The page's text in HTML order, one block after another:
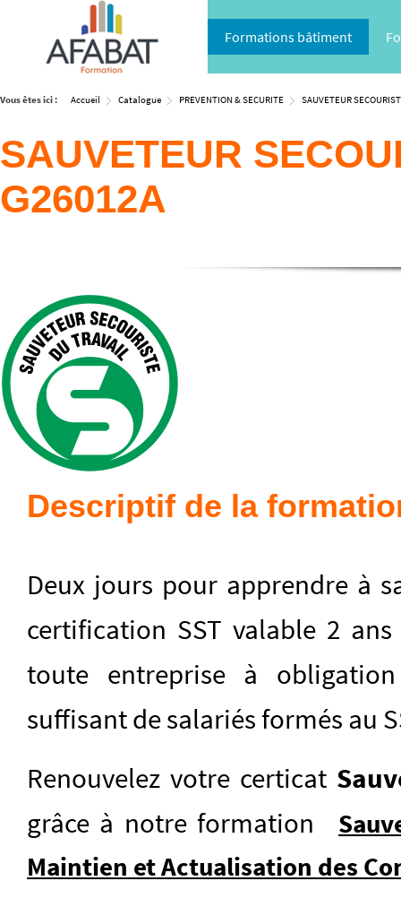
Formations bâtiment
Vous êtes ici : Accueil Catalogue PREVENTION & SECURITE SAUVETEUR
SAUVETEUR
G26012A
Descriptif de la
Deux jours pour apprendre à
certification SST valable 2
toute entreprise à
suffisant de salariés formés au
Renouvelez votre certicat
grâce à notre formation
Maintien et Actualisation des